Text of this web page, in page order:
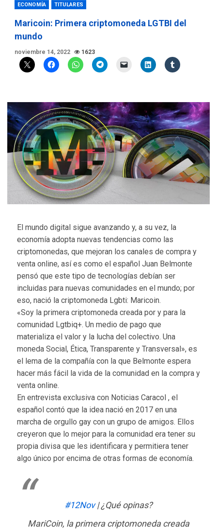
ECONOMÍA TITULARES
Maricoin: Primera criptomoneda LGTBI del
mundo
noviembre 14, 2022 1623
El mundo digital sigue avanzando y, a su vez, la
economía adopta nuevas tendencias como las
criptomonedas, que mejoran los canales de compra y
venta online, así es como el español Juan Belmonte
pensó que este tipo de tecnologías debían ser
incluidas para nuevas comunidades en el mundo; por
eso, nació la criptomoneda Lgbti: Maricoin.
«Soy la primera criptomoneda creada por y para la
comunidad Lgtbiq+. Un medio de pago que
materializa el valor y la lucha del colectivo. Una
moneda Social, Ética, Transparente y Transversal», es
el lema de la compañía con la que Belmonte espera
hacer más fácil la vida de la comunidad en la compra y
venta online.
En entrevista exclusiva con Noticias Caracol , el
español contó que la idea nació en 2017 en una
marcha de orgullo gay con un grupo de amigos. Ellos
creyeron que lo mejor para la comunidad era tener su
propia divisa que les identificara y permitiera tener
algo único por encima de otras formas de economía.
#12Nov| ¿Qué opinas?
MariCoin, la primera criptomoneda creada